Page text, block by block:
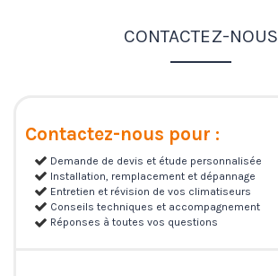
CONTACTEZ-NOUS
Contactez-nous pour :
Demande de devis et étude personnalisée
Installation, remplacement et dépannage
Entretien et révision de vos climatiseurs
Conseils techniques et accompagnement
Réponses à toutes vos questions